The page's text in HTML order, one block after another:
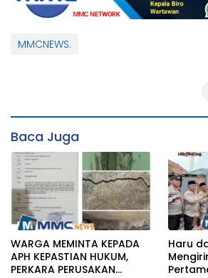
MMCNEWS.
Baca Juga
WARGA MEMINTA KEPADA
APH KEPASTIAN HUKUM,
PERKARA PERUSAKAN
Haru